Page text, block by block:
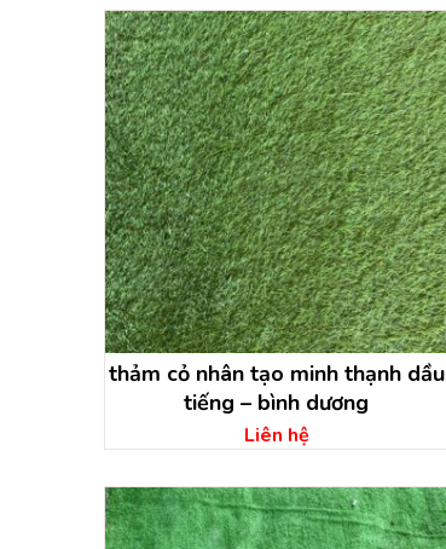
thảm cỏ nhân tạo minh thạnh dầu
tiếng – bình dương
Liên hệ